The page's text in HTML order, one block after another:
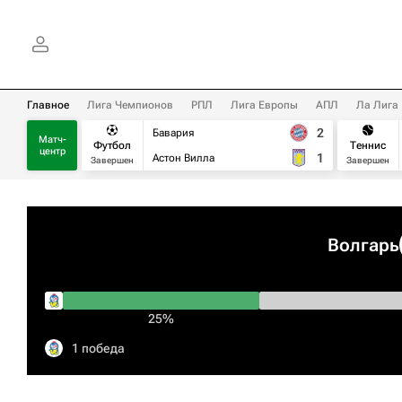
Главное Лига Чемпионов РПЛ Лига Европы АПЛ Ла Лига
Матч-
центр
Футбол
Завершен
Бавария
Астон Вилла
2
1
Теннис
Завершен
Волгарь
25%
1 победа